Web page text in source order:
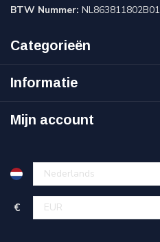
BTW Nummer: NL863811802B01
Categorieën
Informatie
Mijn account
€